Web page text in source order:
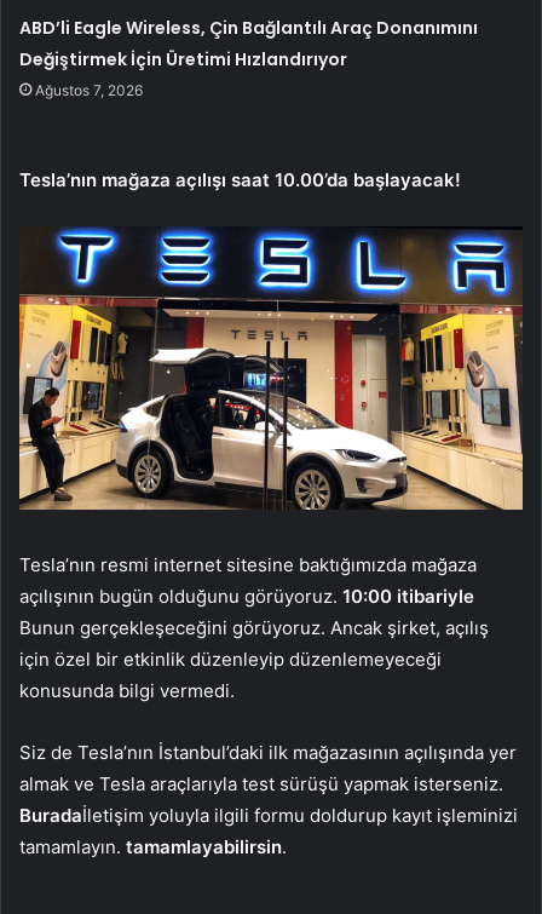
ABD’li Eagle Wireless, Çin Bağlantılı Araç Donanımını
Değiştirmek İçin Üretimi Hızlandırıyor
Ağustos 7, 2026
Tesla’nın mağaza açılışı saat 10.00’da başlayacak!
Tesla’nın resmi internet sitesine baktığımızda mağaza
açılışının bugün olduğunu görüyoruz. 10:00 itibariyle
Bunun gerçekleşeceğini görüyoruz. Ancak şirket, açılış
için özel bir etkinlik düzenleyip düzenlemeyeceği
konusunda bilgi vermedi.
Siz de Tesla’nın İstanbul’daki ilk mağazasının açılışında yer
almak ve Tesla araçlarıyla test sürüşü yapmak isterseniz.
Buradaİletişim yoluyla ilgili formu doldurup kayıt işleminizi
tamamlayın. tamamlayabilirsin.